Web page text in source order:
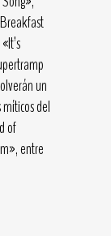
un
del
of
entre